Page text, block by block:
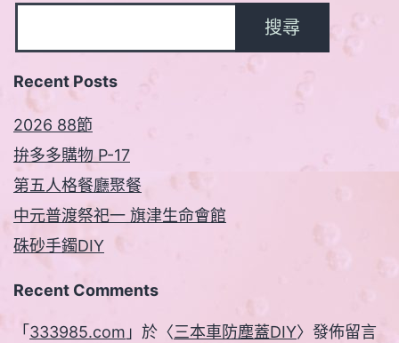
搜尋
Recent Posts
2026 88節
拚多多購物 P-17
第五人格餐廳聚餐
中元普渡祭祀一 旗津生命會館
硃砂手鐲DIY
Recent Comments
「 333985.com 」於〈三本車防塵蓋DIY〉發佈留言